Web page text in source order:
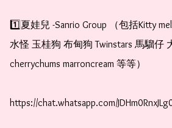
1️⃣夏娃兒 -Sanrio Group （包括Kitty
水怪 玉桂狗 布甸狗 Twinstars 馬騮仔
cherrychums marroncream 等等）
https://chat.whatsapp.com/